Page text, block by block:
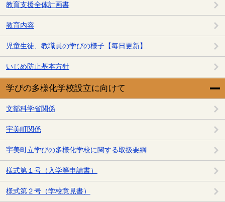
教育支援全体計画書
教育内容
児童生徒、教職員の学びの様子【毎日更新】
いじめ防止基本方針
学びの多様化学校設立に向けて
文部科学省関係
宇美町関係
宇美町立学びの多様化学校に関する取扱要綱
様式第１号（入学等申請書）
様式第２号（学校意見書）